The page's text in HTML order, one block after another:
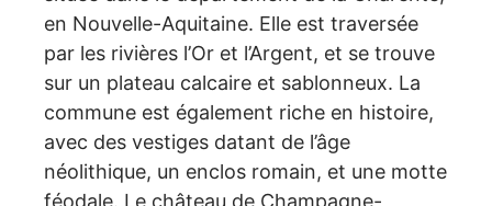
en Nouvelle-Aquitaine. Elle est traversée
par les rivières l’Or et l’Argent, et se trouve
sur un plateau calcaire et sablonneux. La
commune est également riche en histoire,
avec des vestiges datant de l’âge
néolithique, un enclos romain, et une motte
féodale. Le château de Champagne-